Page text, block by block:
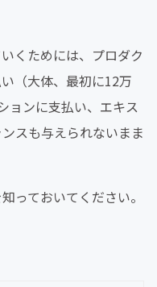
くためには、プロダク
（大体、最初に12万
ョンに支払い、エキス
スも与えられないまま
っておいてください。